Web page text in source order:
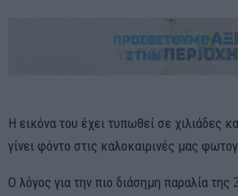
Η εικόνα του έχει τυπωθεί σε χιλιάδες
γίνει φόντο στις καλοκαιρινές μας
Ο λόγος για την πιο διάσημη παραλία της